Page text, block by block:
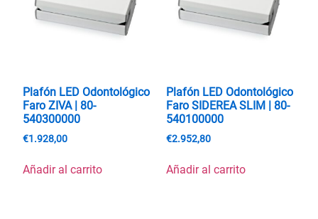
Plafón LED Odontológico
Faro ZIVA | 80-
540300000
€1.928,00
Añadir al carrito
Plafón LED Odontológico
Faro SIDEREA SLIM | 80-
540100000
€2.952,80
Añadir al carrito